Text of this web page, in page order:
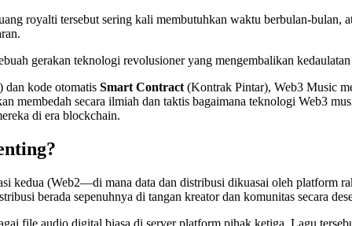
royalti tersebut sering kali membutuhkan waktu berbulan-bulan,
gerakan teknologi revolusioner yang mengembalikan
) dan kode otomatis Smart Contract (Kontrak Pintar), Web3 Music
membedah secara ilmiah dan taktis bagaimana teknologi Web3
di era blockchain.
kedua (Web2—di mana data dan distribusi dikuasai oleh platform
berada sepenuhnya di tangan kreator dan komunitas secara
file audio digital biasa di server platform pihak ketiga. Lagu